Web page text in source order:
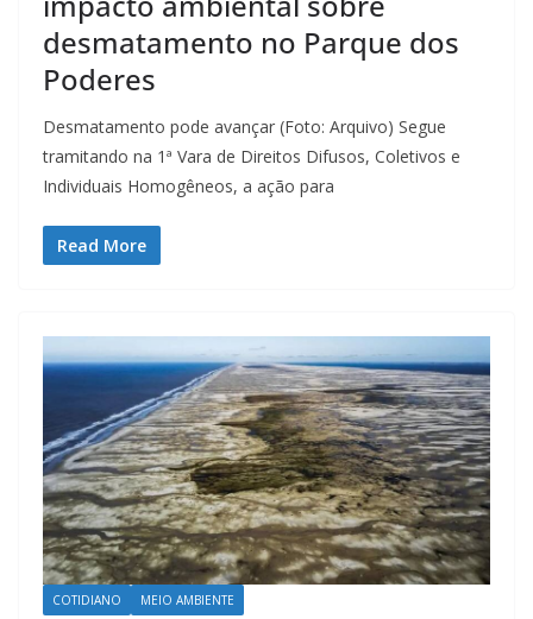
desmatamento no Parque dos
Poderes
Desmatamento pode avançar (Foto: Arquivo) Segue
tramitando na 1ª Vara de Direitos Difusos, Coletivos e
Individuais Homogêneos, a ação para
Read More
COTIDIANO MEIO AMBIENTE